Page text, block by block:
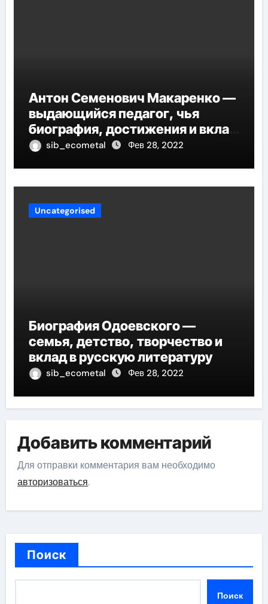
Антон Семенович Макаренко —
выдающийся педагог, чья
биография, достижения и вклад
в педагогику оказывают
sib_ecometal Фев 28, 2022
Uncategorised
Биография Одоевского —
семья, детство, творчество и
вклад в русскую литературу
sib_ecometal Фев 28, 2022
Добавить комментарий
Для отправки комментария вам необходимо
авторизоваться.
Поиск
Поиск